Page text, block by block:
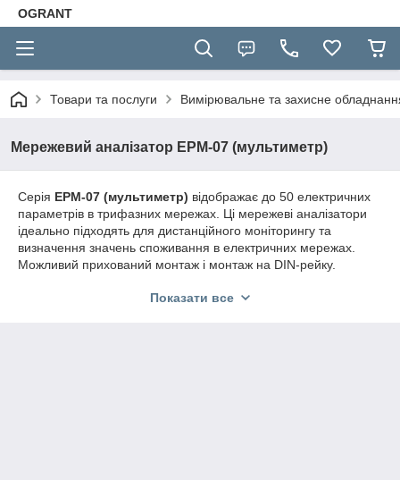
OGRANT
Товари та послуги Вимірювальне та захисне
Мережевий аналізатор EPM-07 (мультиметр)
Серія EPM-07 (мультиметр) відображає до 50 електричних
параметрів в трифазних мережах. Ці мережеві аналізатори
ідеально підходять для дистанційного моніторингу та
визначення значень споживання в електричних мережах.
Можливий прихований монтаж і монтаж на DIN-рейку.
Показати все